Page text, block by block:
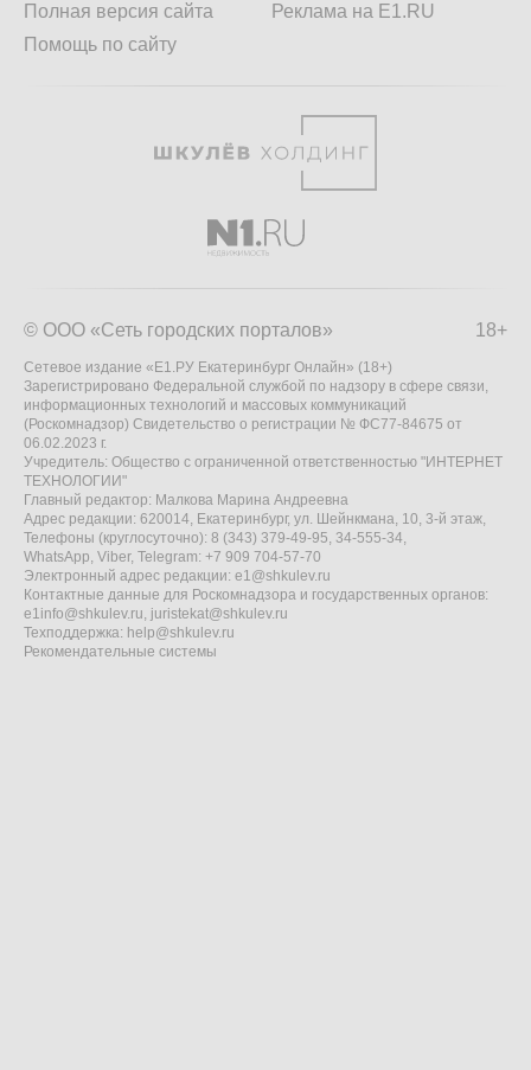
Полная версия сайта
Помощь по сайту
Реклама на E1.RU
18+
© ООО «Сеть городских порталов»
Сетевое издание «Е1.РУ Екатеринбург Онлайн» (18+)
Зарегистрировано Федеральной службой по надзору в сфере связи,
информационных технологий и массовых коммуникаций
(Роскомнадзор) Свидетельство о регистрации № ФС77-84675 от
06.02.2023 г.
Учредитель: Общество с ограниченной ответственностью "ИНТЕРНЕТ
ТЕХНОЛОГИИ"
Главный редактор: Малкова Марина Андреевна
Адрес редакции: 620014, Екатеринбург, ул. Шейнкмана, 10, 3-й этаж,
Телефоны (круглосуточно): 8 (343) 379-49-95, 34-555-34,
WhatsApp, Viber, Telegram: +7 909 704-57-70
Электронный адрес редакции: e1@shkulev.ru
Контактные данные для Роскомнадзора и государственных органов:
e1info@shkulev.ru, juristekat@shkulev.ru
Техподдержка: help@shkulev.ru
Рекомендательные системы